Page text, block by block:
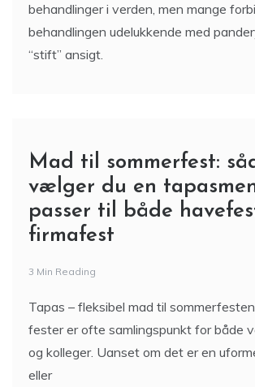
behandlinger i verden, men mange
behandlingen udelukkende med
“stift” ansigt.
Mad til sommerfest:
vælger du en
passer til både
firmafest
3 Min Reading
Tapas – fleksibel mad til
fester er ofte samlingspunkt for både
og kolleger. Uanset om det er en
eller